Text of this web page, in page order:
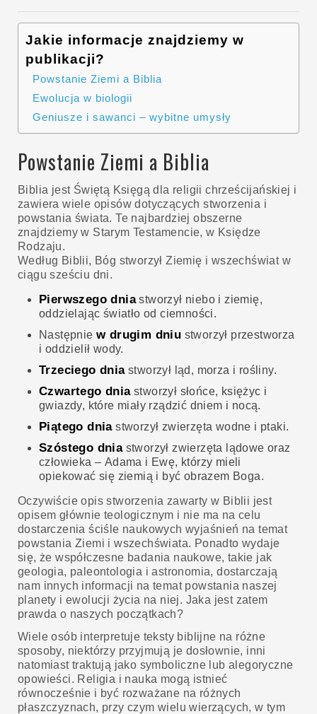
Jakie informacje znajdziemy w
publikacji?
Powstanie Ziemi a Biblia
Ewolucja w biologii
Geniusze i sawanci – wybitne umysły
Powstanie Ziemi a Biblia
Biblia jest Świętą Księgą dla religii chrześcijańskiej i
zawiera wiele opisów dotyczących stworzenia i
powstania świata. Te najbardziej obszerne
znajdziemy w Starym Testamencie, w Księdze
Rodzaju.
Według Biblii, Bóg stworzył Ziemię i wszechświat w
ciągu sześciu dni.
Pierwszego dniastworzył niebo i ziemię,
oddzielając światło od ciemności.
Następnie w drugim dniu stworzył przestworza
i oddzielił wody.
Trzeciego dniastworzył ląd, morza i rośliny.
Czwartego dniastworzył słońce, księżyc i
gwiazdy, które miały rządzić dniem i nocą.
Piątego dniastworzył zwierzęta wodne i ptaki.
Szóstego dniastworzył zwierzęta lądowe oraz
człowieka – Adama i Ewę, którzy mieli
opiekować się ziemią i być obrazem Boga.
Oczywiście opis stworzenia zawarty w Biblii jest
opisem głównie teologicznym i nie ma na celu
dostarczenia ściśle naukowych wyjaśnień na temat
powstania Ziemi i wszechświata. Ponadto wydaje
się, że współczesne badania naukowe, takie jak
geologia, paleontologia i astronomia, dostarczają
nam innych informacji na temat powstania naszej
planety i ewolucji życia na niej. Jaka jest zatem
prawda o naszych początkach?
Wiele osób interpretuje teksty biblijne na różne
sposoby, niektórzy przyjmują je dosłownie, inni
natomiast traktują jako symboliczne lub alegoryczne
opowieści. Religia i nauka mogą istnieć
równocześnie i być rozważane na różnych
płaszczyznach, przy czym wielu wierzących, w tym